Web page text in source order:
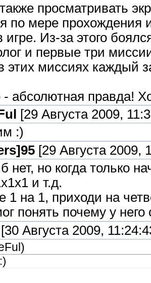
просматривать
по мере прохождения
игре. Из-за этого
и первые три
этих миссиях каждый
абсолютная правда!
[29 Августа 2009,
:)
[29 Августа 2009,
нет, но когда только
и т.д.
1 на 1, приходи на
понять почему у
[30 Августа 2009,
)